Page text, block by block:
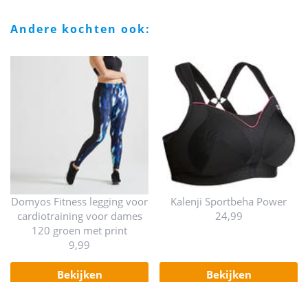
andere kochten ook:
Domyos Fitness legging voor
cardiotraining voor dames
120 groen met print
9,99
bekijken
Kalenji Sportbeha Power
24,99
bekijken